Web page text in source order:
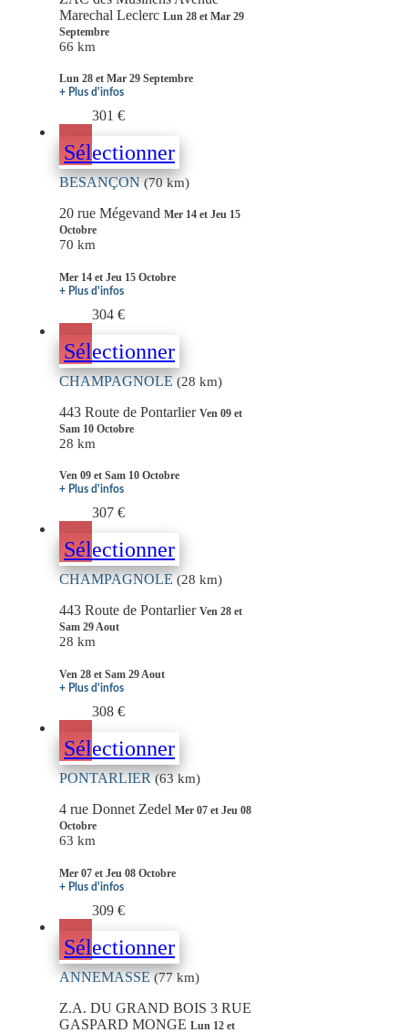
Marechal Leclerc Lun 28 et Mar 29
Septembre
66 km
Lun 28 et Mar 29 Septembre
+ Plus d'infos
301 €
Sélectionner
BESANÇON(70 km)
20 rue Mégevand Mer 14 et Jeu 15
Octobre
70 km
Mer 14 et Jeu 15 Octobre
+ Plus d'infos
304 €
Sélectionner
CHAMPAGNOLE(28 km)
443 Route de Pontarlier Ven 09 et
Sam 10 Octobre
28 km
Ven 09 et Sam 10 Octobre
+ Plus d'infos
307 €
Sélectionner
CHAMPAGNOLE(28 km)
443 Route de Pontarlier Ven 28 et
Sam 29 Aout
28 km
Ven 28 et Sam 29 Aout
+ Plus d'infos
308 €
Sélectionner
PONTARLIER(63 km)
4 rue Donnet Zedel Mer 07 et Jeu 08
Octobre
63 km
Mer 07 et Jeu 08 Octobre
+ Plus d'infos
309 €
Sélectionner
ANNEMASSE(77 km)
Z.A. DU GRAND BOIS 3 RUE
GASPARD MONGE Lun 12 et